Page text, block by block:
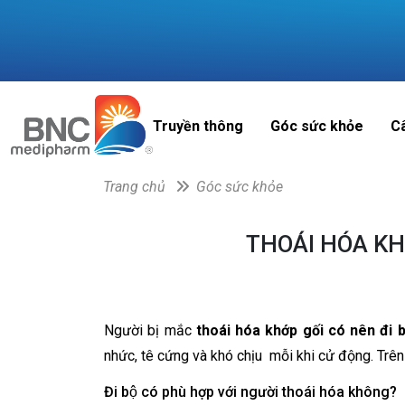
Truyền thông Góc sức khỏe
Trang chủ Góc sức khỏe
THOÁI HÓA
Người bị mắcthoái hóa khớp gối có nên đi
nhức, tê cứng và khó chịu mỗi khi cử động.
Đi bộ có phù hợp với người thoái hóa không?